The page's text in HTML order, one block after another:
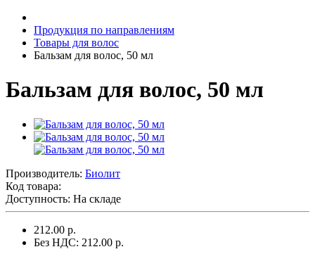
Продукция по направлениям
Товары для волос
Бальзам для волос, 50 мл
Бальзам для волос, 50 мл
Производитель: Биолит
Код товара:
Доступность: На складе
212.00 р.
Без НДС: 212.00 р.